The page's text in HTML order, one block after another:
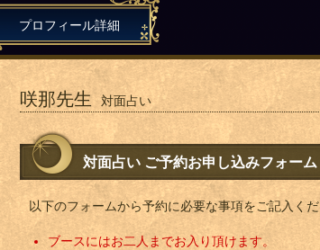
プロフィール詳細
咲那先生 対面占い
対面占い ご予約お申し込みフォーム
以下のフォームから予約に必要な事項をご記入く
ブースにはお二人までお入り頂けます。